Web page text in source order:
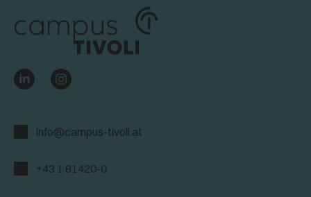
info@campus-tivoli.at
+43 1 81420-0